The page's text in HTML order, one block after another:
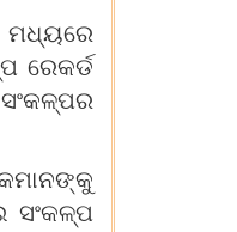
ମଧ୍ୟରେ
ରେକର୍ଡ
ସଂକଳ୍ପ